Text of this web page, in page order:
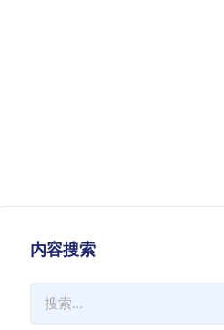
内容搜索